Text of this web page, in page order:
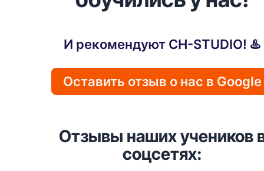
И рекомендуют CH-STUDIO! ♨️
Оставить отзыв о нас в Google
Отзывы наших учеников
соцсетях: